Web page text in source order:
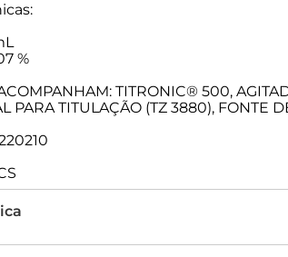
%
TITRONIC® 500,
PARA TITULAÇÃO (TZ 3880), FONTE